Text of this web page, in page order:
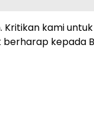
Kritikan kami
berharap